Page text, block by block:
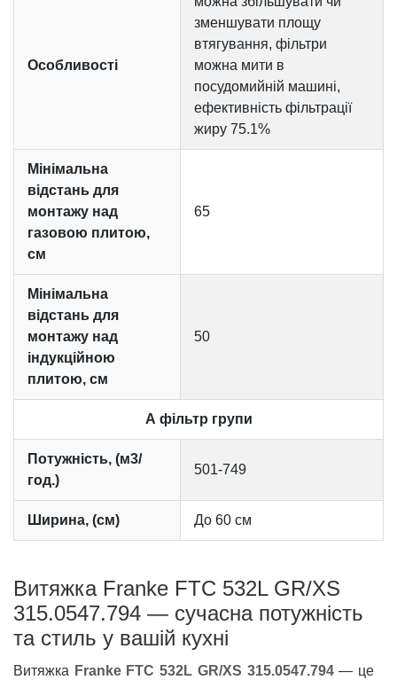
Особливості
зменшувати площу
втягування, фільтри
можна мити в
посудомийній машині,
ефективність фільтрації
жиру 75.1%
Мінімальна
відстань для
монтажу над
газовою плитою,
см
65
Мінімальна
відстань для
монтажу над
індукційною
плитою, см
50
А фільтр групи
Потужність, (м3/
год.)
501-749
Ширина, (см) До 60 см
Витяжка Franke FTC 532L GR/XS
315.0547.794 — сучасна потужність
та стиль у вашій кухні
Витяжка Franke FTC 532L GR/XS 315.0547.794— це